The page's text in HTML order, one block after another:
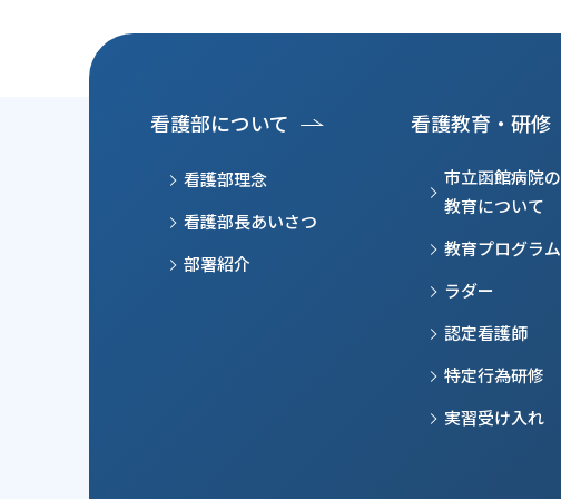
看護部について
看護部理念
看護部長あいさつ
部署紹介
看護教育・研修
市立函館病院の
教育について
教育プログラム
ラダー
認定看護師
特定行為研修
実習受け入れ